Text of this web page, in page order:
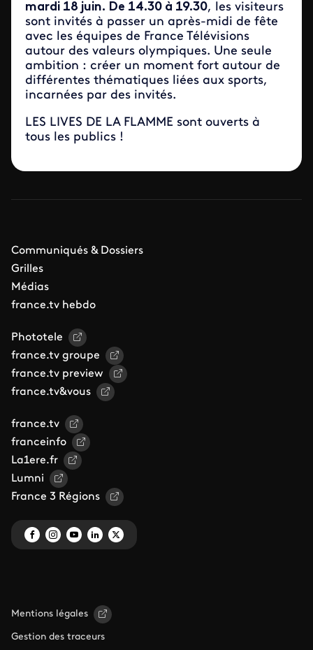
mardi 18 juin. De 14.30 à 19.30, les visiteurs
sont invités à passer un après-midi de fête
avec les équipes de France Télévisions
autour des valeurs olympiques. Une seule
ambition : créer un moment fort autour de
différentes thématiques liées aux sports,
incarnées par des invités.
LES LIVES DE LA FLAMME sont ouverts à
tous les publics !
Communiqués & Dossiers
Grilles
Médias
france.tv hebdo
Phototele
france.tv groupe
france.tv preview
france.tv&vous
france.tv
franceinfo
La1ere.fr
Lumni
France 3 Régions
Mentions légales
Gestion des traceurs